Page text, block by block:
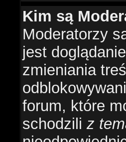
Kim są
Moderatorzy
jest
zmieniania
forum, które
schodzili z